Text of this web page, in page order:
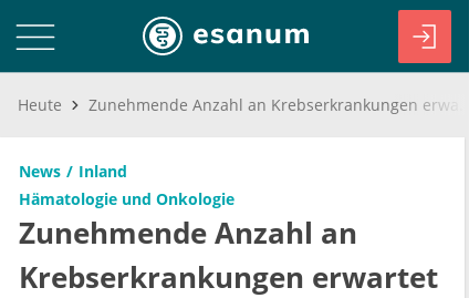
Heute
News
Inland
Hämatologie und Onkologie
Zunehmende Anzahl an
Krebserkrankungen erwartet